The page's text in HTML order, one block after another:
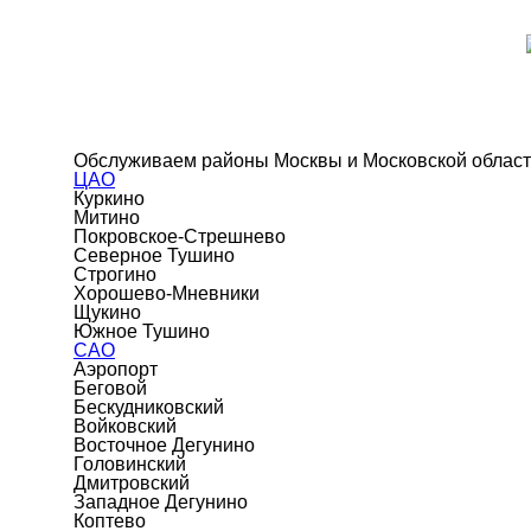
Обслуживаем районы Москвы и Московской
ЦАО
Куркино
Митино
Покровское-Стрешнево
Северное Тушино
Строгино
Хорошево-Мневники
Щукино
Южное Тушино
САО
Аэропорт
Беговой
Бескудниковский
Войковский
Восточное Дегунино
Головинский
Дмитровский
Западное Дегунино
Коптево